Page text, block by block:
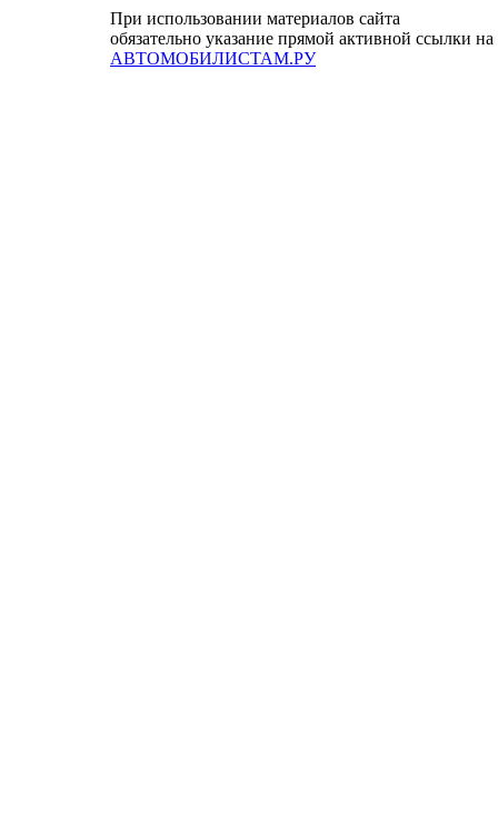
При использовании материалов сайта
обязательно указание прямой активной ссылки на
АВТОМОБИЛИСТАМ.РУ